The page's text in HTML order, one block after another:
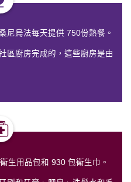
尼烏法每天提供 750份熱餐。
區廚房完成的，這些廚房是由
生用品包和 930 包衛生巾。